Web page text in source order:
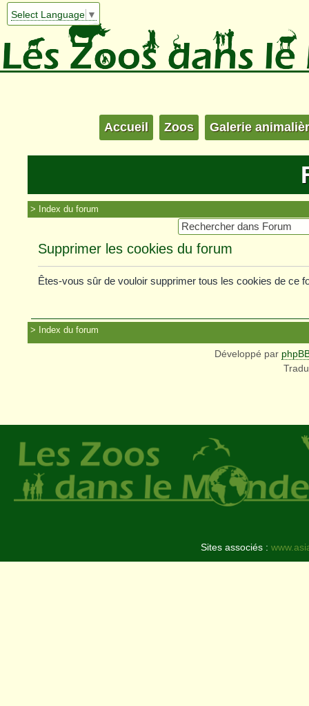
Select Language ▼
Accueil Zoos Galerie
Index du forum
Supprimer les cookies du forum
Êtes-vous sûr de vouloir supprimer tous les cookies de ce
Index du forum
Développé par
Sites associés :